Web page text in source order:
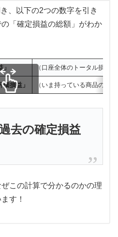
、以下の2つの数字を引き
「確定損益の総額」がわか
（口座全体のトータル損益）
損益」 （いま持っている商品の損
去の確定損益
この計算で分かるのかの理
す！